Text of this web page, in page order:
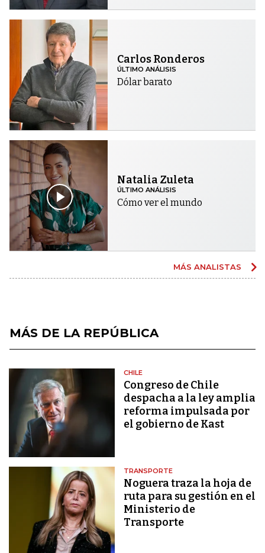
Carlos Ronderos
ÚLTIMO ANÁLISIS
Dólar barato
Natalia Zuleta
ÚLTIMO ANÁLISIS
Cómo ver el mundo
MÁS ANALISTAS
MÁS DE LA REPÚBLICA
CHILE
Congreso de Chile
despacha a la ley amplia
reforma impulsada por
el gobierno de Kast
TRANSPORTE
Noguera traza la hoja de
ruta para su gestión en el
Ministerio de
Transporte